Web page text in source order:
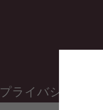
プライバシーポリ